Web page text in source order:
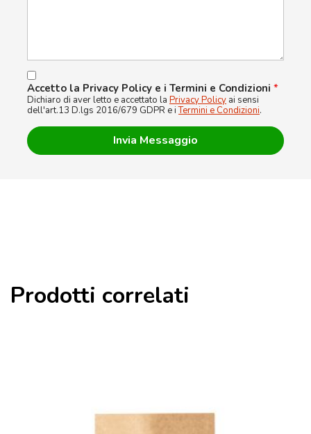
Accetto la Privacy Policy e i Termini e Condizioni *
Dichiaro di aver letto e accettato la Privacy Policy ai sensi
dell'art.13 D.lgs 2016/679 GDPR e iTermini e Condizioni.
Prodotti correlati